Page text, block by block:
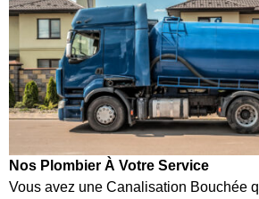
Nos Plombier À Votre Service
Vous avez une Canalisation Bouchée